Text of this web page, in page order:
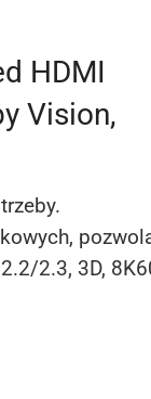
​​HDMI
Vision,
2.3, 3D,